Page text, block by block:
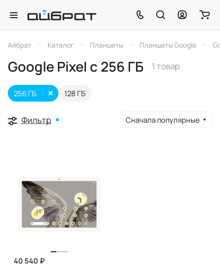
Айбрат – Каталог – Планшеты – Планшеты Google –
Google Pixel c 256 ГБ 1 товар
128 ГБ
256 ГБ
Фильтр Сначала популярные
40 540 ₽